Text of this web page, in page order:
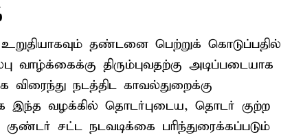
உறுதியாகவும் தண்டனை பெற்றுக் கொடுப்பதில்
திரும்புவதற்கு அடிப்படையாக
நடத்திட காவல்துறைக்கு
இந்த வழக்கில் தொடர்புடைய, தொடர் குற்ற
சட்ட நடவடிக்கை பரிந்துரைக்கப்படும்